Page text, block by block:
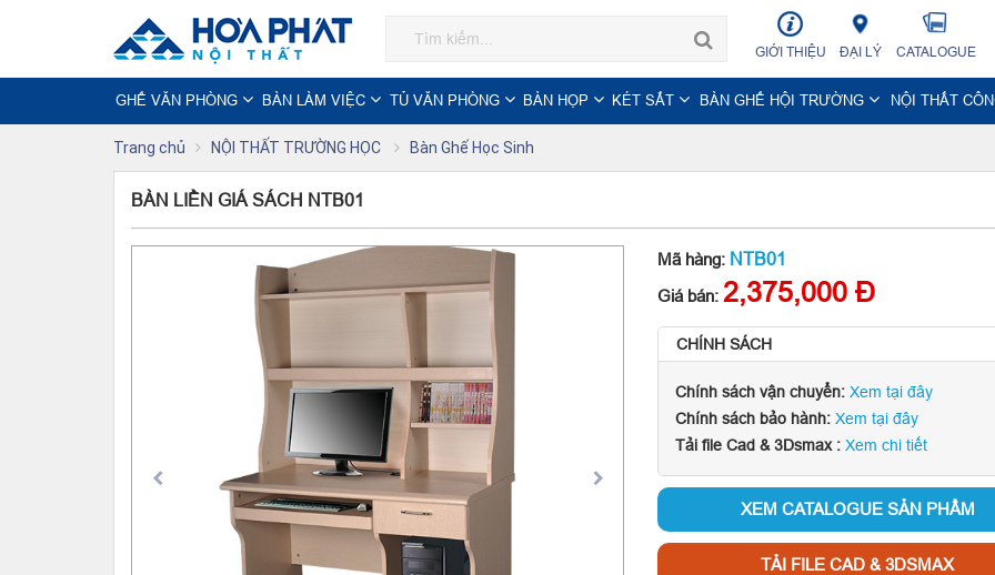
GIỚI THIỆU ĐẠI LÝ CATALOGUE
GHẾ VĂN PHÒNG BÀN LÀM VIỆC TỦ VĂN PHÒNG BÀN HỌP KÉT SẮT BÀN GHẾ HỘI TRƯỜNG NỘI THẤT
Trang chủ NỘI THẤT TRƯỜNG HỌC Bàn Ghế Học Sinh
BÀN LIỀN GIÁ SÁCH NTB01
Mã hàng: NTB01
Giá bán:2,375,000 Đ
CHÍNH SÁCH
Chính sách vận chuyển:Xem tại đây
Chính sách bảo hành:Xem tại đây
Tải file Cad & 3Dsmax :Xem chi tiết
XEM CATALOGUE SẢN PHẨM
TẢI FILE CAD & 3DSMAX